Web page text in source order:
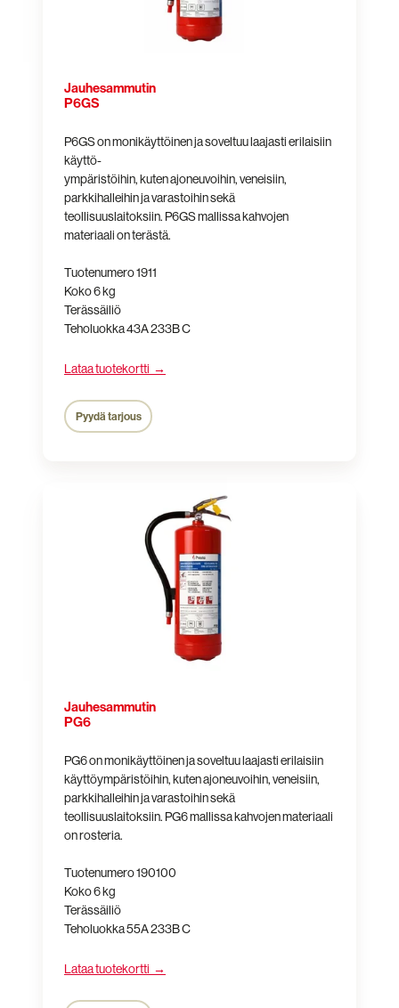
Jauhesammutin
P6GS
P6GS on monikäyttöinen ja soveltuu laajasti erilaisiin
käyttö-
ympäristöihin, kuten ajoneuvoihin, veneisiin,
parkkihalleihin ja varastoihin sekä
teollisuuslaitoksiin. P6GS mallissa kahvojen
materiaali on terästä.
Tuotenumero 1911
Koko 6 kg
Terässäiliö
Teholuokka 43A 233B C
Lataa tuotekortti →
Pyydä tarjous
Jauhesammutin
PG6
PG6 on monikäyttöinen ja soveltuu laajasti erilaisiin
käyttöympäristöihin, kuten ajoneuvoihin, veneisiin,
parkkihalleihin ja varastoihin sekä
teollisuuslaitoksiin. PG6 mallissa kahvojen materiaali
on rosteria.
Tuotenumero 190100
Koko 6 kg
Terässäiliö
Teholuokka 55A 233B C
Lataa tuotekortti →